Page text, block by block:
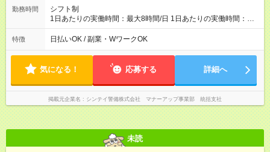
勤務時間
シフト制
1日あたりの実働時間：最大8時間/日 1日あたりの実働時間：８
時間労働（休憩１時間） シフト例 ・０８：００～１７：００
（休憩１時間あり） ・０９：００～１８：００（休憩１時間あ
０９：００～１８：００でお仕事をしてもらいます
特徴 日払いOK / 副業・WワークOK
気になる！ 応募する 詳細へ
掲載元企業名 シンテイ警備株式会社 マナーアップ事業部 統括支社
未読